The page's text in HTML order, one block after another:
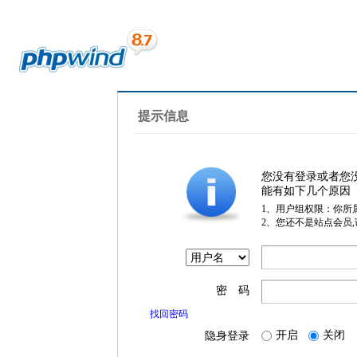
提示信息
您没有登录或者您
能有如下几个原因
1、用户组权限：你所
2、您还不是站点会员
密 码
找回密码
隐身登录 开启 关闭